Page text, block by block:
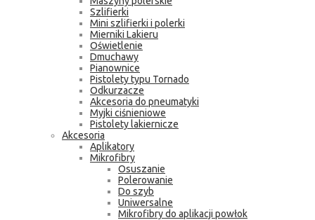
Szlifierki
Mini szlifierki i polerki
Mierniki Lakieru
Oświetlenie
Dmuchawy
Pianownice
Pistolety typu Tornado
Odkurzacze
Akcesoria do pneumatyki
Myjki ciśnieniowe
Pistolety lakiernicze
Akcesoria
Aplikatory
Mikrofibry
Osuszanie
Polerowanie
Do szyb
Uniwersalne
Mikrofibry do aplikacji powłok